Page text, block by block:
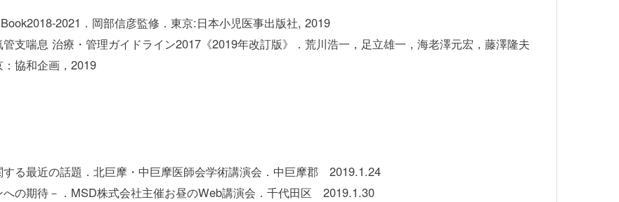
2021．岡部信彦監修．東京:日本小児医事出版社, 2019
支喘息 治療・管理ガイドライン2017《2019年改訂版》．荒川浩一，足立雄一，海老澤元宏，藤澤隆夫
協和企画，2019
る最近の話題．北巨摩・中巨摩医師会学術講演会．中巨摩郡 2019.1.24
の期待－．MSD株式会社主催お昼のWeb講演会．千代田区 2019.1.30